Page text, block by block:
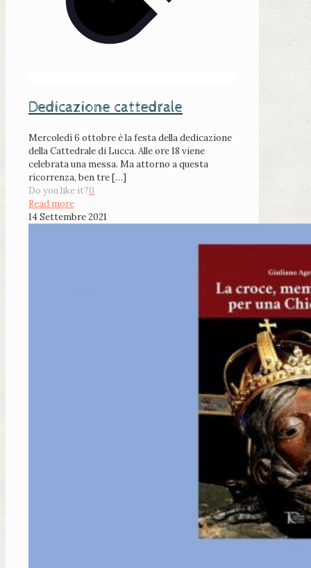
Dedicazione cattedrale
Mercoledì 6 ottobre è la festa della dedicazione
della Cattedrale di Lucca. Alle ore 18 viene
celebrata una messa. Ma attorno a questa
ricorrenza, ben tre[…]
Do you like it?0
Read more
14 Settembre 2021